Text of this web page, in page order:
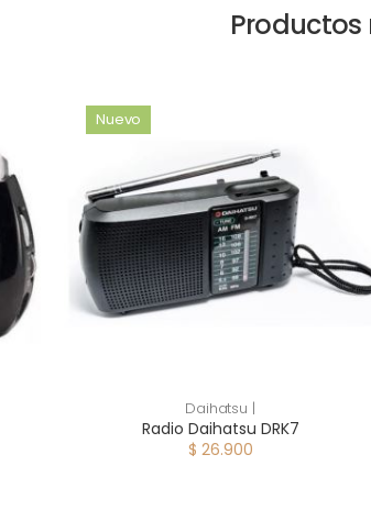
Nuevo
Daihatsu |
Radio Daihatsu DRK7
$ 26.900